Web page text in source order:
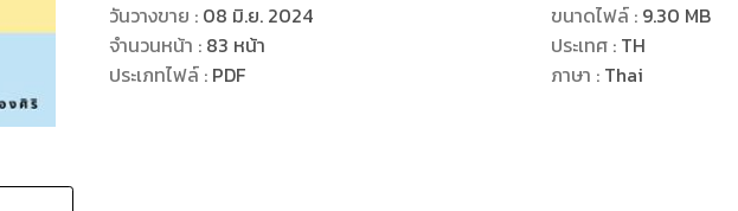
วันวางขาย : 08 มิ.ย. 2024
จำนวนหน้า : 83 หน้า
ประเภทไฟล์: PDF
ขนาดไฟล์: 9.30 MB
ประเทศ : TH
ภาษา : Thai